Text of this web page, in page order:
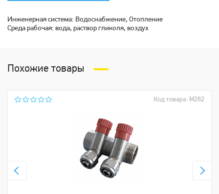
Инженерная система: Водоснабжение, Отопление
Среда рабочая: вода, раствор гликоля, воздух
Похожие товары
Код товара: М282